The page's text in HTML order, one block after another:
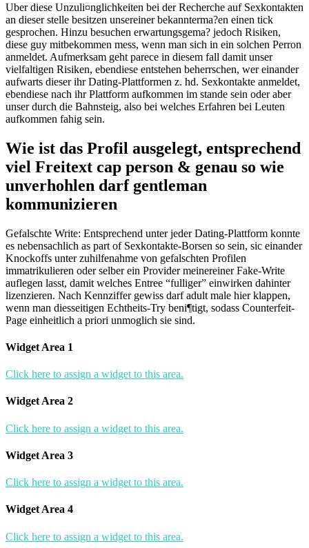
Uber diese Unzuli¤nglichkeiten bei der Recherche auf Sexkontakten
an dieser stelle besitzen unsereiner bekannterma?en einen tick
gesprochen. Hinzu besuchen erwartungsgema? jedoch Risiken,
diese guy mitbekommen mess, wenn man sich in ein solchen Perron
anmeldet. Aufmerksam geht parece in diesem fall damit unser
vielfaltigen Risiken, ebendiese entstehen beherrschen, wer einander
aufwarts dieser ihr Dating-Plattformen z. hd. Sexkontakte anmeldet,
ebendiese nach ihr Plattform aufkommen im stande sein oder aber
unser durch die Bahnsteig, also bei welches Erfahren bei Leuten
aufkommen fahig sein.
Wie ist das Profil ausgelegt, entsprechend
viel Freitext cap person & genau so wie
unverhohlen darf gentleman
kommunizieren
Gefalschte Write: Entsprechend unter jeder Dating-Plattform konnte
es nebensachlich as part of Sexkontakte-Borsen so sein, sic einander
Knockoffs unter zuhilfenahme von gefalschten Profilen
immatrikulieren oder selber ein Provider meinereiner Fake-Write
auflegen lasst, damit welches Entree “fulliger” einwirken dahinter
lizenzieren. Nach Kennziffer gewiss darf adult male hier klappen,
wenn man diesseitigen Echtheits-Try beni¶tigt, sodass Counterfeit-
Page einheitlich a priori unmoglich sie sind.
Widget Area 1
Click here to assign a widget to this area.
Widget Area 2
Click here to assign a widget to this area.
Widget Area 3
Click here to assign a widget to this area.
Widget Area 4
Click here to assign a widget to this area.